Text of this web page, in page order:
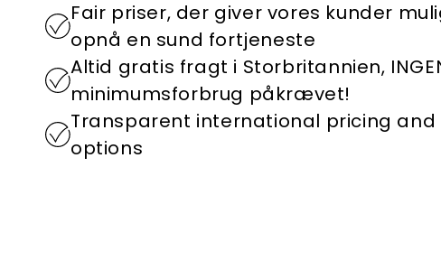
Fair priser, der giver vores kunder
opnå en sund fortjeneste
Altid gratis fragt i Storbritannien,
minimumsforbrug påkrævet!
Transparent international pricing and
options